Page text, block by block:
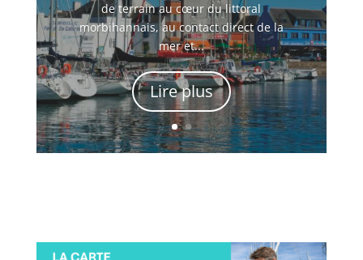
de terrain au cœur du littoral
morbihannais, au contact direct de la
mer et...
Lire plus